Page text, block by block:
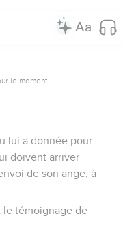
le moment.
lui a donnée pour
doivent arriver
de son ange, à
le témoignage de